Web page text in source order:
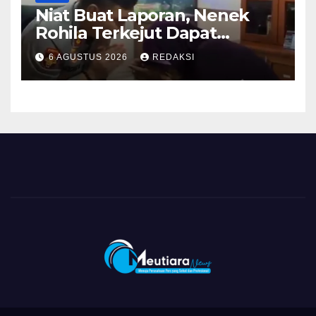
Niat Buat Laporan, Nenek
Rohila Terkejut Dapat
Bantuan dari Kabid Propam
Kombes Pol Eddwi
6 AGUSTUS 2026 REDAKSI